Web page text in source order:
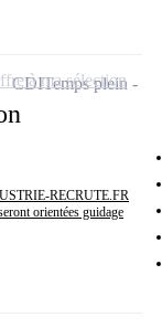
RECRUTE.FR
orientées guidage
CDITemps plein
à ma sélection